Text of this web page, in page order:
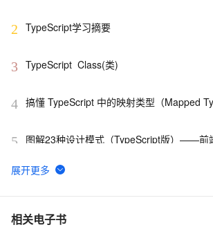
2 TypeScript学习摘要
3 TypeScript  Class(类)
4 搞懂 TypeScript 中的映射类型（Mapped
5
图解23种设计模式（TypeScript版）——前
6
使用React、TypeScript和Ant Design构建现
7 TypeScript Generics(泛型)
相关电子书